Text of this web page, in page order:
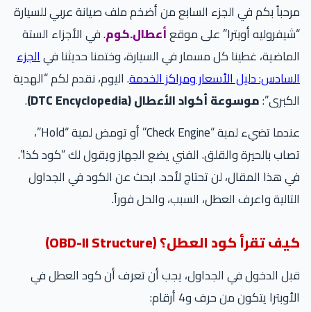
مرحباً بكم في الجزء السابع من أضخم ملف صيانة عربي للسيارة
“شيفروليه أوبترا” على موقعأعطال.كوم. في الأجزاء الستة
الماضية، غطينا كل مسمار في السيارة، وختمنا حديثنا فيالجزء
السادس: دليل الأسعار ومراكز الخدمة. اليوم، نقدم لكم “الهدية
الكبرى”:موسوعة أكواد الأعطال (DTC Encyclopedia)
.
عندما تضيء لمبة “Check Engine” أو تومض لمبة “Hold”،
تصاب بالحيرة والقلق. الفني يضع الجهاز ويقول لك “كود كذا”.
في هذا المقال، لن تحتاج لأحد. ابحث عن الكود في الجداول
التالية واعرف العطل، السبب، والحل فوراً.
كيف تقرأ كود العطل؟ (OBD-II Structure)
قبل الدخول في الجداول، يجب أن تعرف أن كود العطل في
الأوبترا يتكون من حرف و4 أرقام: